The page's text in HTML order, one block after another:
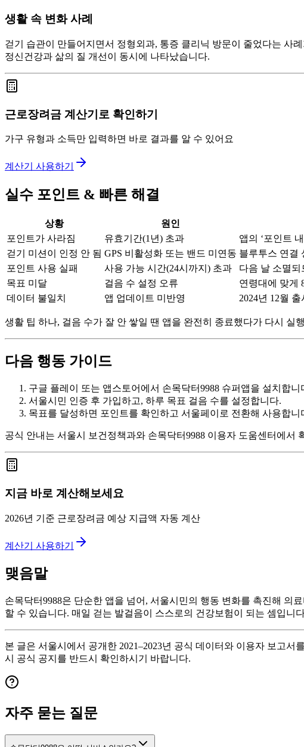
생활 속 변화 사례
걷기 습관이 만들어지면서 정형외과, 통증 클리닉 방문이 줄었다는 사
정신건강과 삶의 질 개선이 동시에 나타났습니다.
근로장려금 계산기로 확인하기
가구 유형과 소득만 입력하면 바로 결과를 알 수 있어요
계산기 사용하기
실수 포인트 & 빠른 해결
상황 원인
포인트가 사라짐
유효기간(1년) 초과
앱의 ‘포인트
걷기 미션이 인정 안 됨 GPS 비활성화 또는 밴드 미연동 블루투스 연결
포인트 사용 실패
사용 가능 시간(24시까지) 초과
다음 날 소멸
목표 미달
걸음 수 설정 오류
연령대에 맞게
데이터 불일치
앱 업데이트 미반영 2024년 12월
생활 팁 하나, 걸음 수가 잘 안 쌓일 땐 앱을 완전히 종료했다가 다시 실
다음 행동 가이드
구글 플레이 또는 앱스토어에서 손목닥터9988 슈퍼앱을 설치합니
서울시민 인증 후 가입하고, 하루 목표 걸음 수를 설정합니다.
목표를 달성하면 포인트를 확인하고 서울페이로 전환해 사용합니
공식 안내는 서울시 보건정책과와 손목닥터9988 이용자 도움센터에
지금 바로 계산해보세요
2026년 기준 근로장려금 예상 지급액 자동 계산
계산기 사용하기
맺음말
손목닥터9988은 단순한 앱을 넘어, 서울시민의 행동 변화를 촉진해 의
할 수 있습니다. 매일 걷는 발걸음이 스스로의 건강보험이 되는 셈입니
본 글은 서울시에서 공개한 2021–2023년 공식 데이터와 이용자 보고
시 공식 공지를 반드시 확인하시기 바랍니다.
자주 묻는 질문